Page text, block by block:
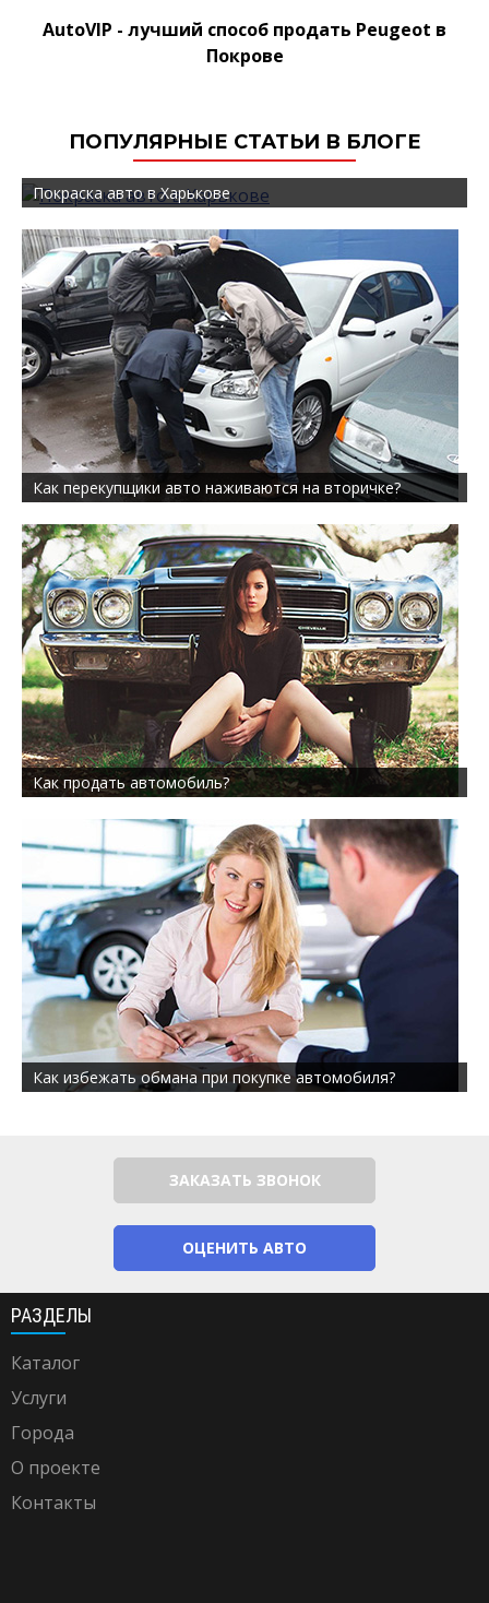
AutoVIP - лучший способ продать Peugeot в
Покрове
ПОПУЛЯРНЫЕ СТАТЬИ В БЛОГЕ
Покраска авто в Харькове
Как перекупщики авто наживаются на вторичке?
Как продать автомобиль?
Как избежать обмана при покупке автомобиля?
ЗАКАЗАТЬ ЗВОНОК
ОЦЕНИТЬ АВТО
РАЗДЕЛЫ
Каталог
Услуги
Города
О проекте
Контакты